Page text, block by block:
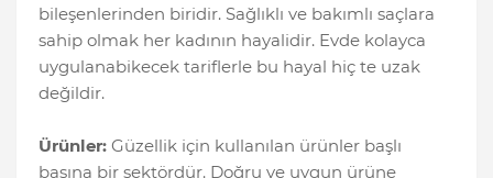
bileşenlerinden biridir. Sağlıklı ve bakımlı saçlara
sahip olmak her kadının hayalidir. Evde kolayca
uygulanabikecek tariflerle bu hayal hiç te uzak
değildir.
Ürünler: Güzellik için kullanılan ürünler başlı
başına bir sektördür. Doğru ve uygun ürüne